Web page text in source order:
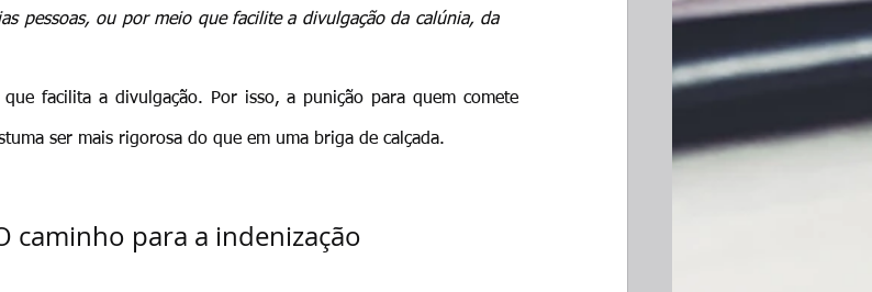
pessoas, ou por meio que facilite a divulgação da calúnia, da
facilita a divulgação. Por isso, a punição para quem comete
ser mais rigorosa do que em uma briga de calçada.
caminho para a indenização